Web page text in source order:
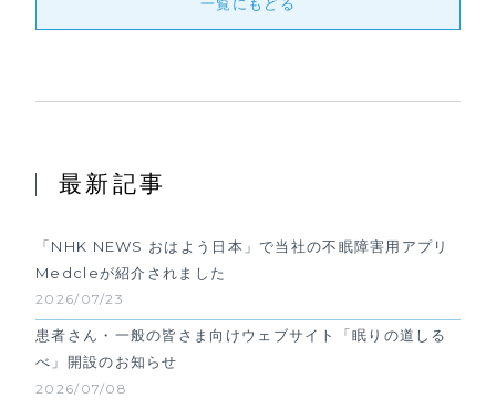
最新記事
2026/07/23
「NHK NEWS おはよう日本」で当社の不眠障害用アプリ
Medcleが紹介されました
2026/07/08
患者さん・一般の皆さま向けウェブサイト「眠りの道しる
べ」開設のお知らせ